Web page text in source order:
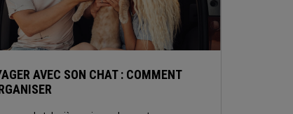
AVEC SON CHAT : COMMENT